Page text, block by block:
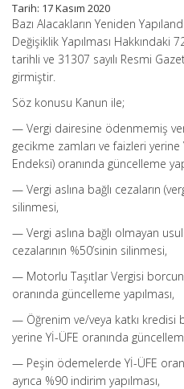
Tarih: 17 Kasım 2020
Bazı Alacakların Yeniden
Değişiklik Yapılması Hakkındaki
tarihli ve 31307 sayılı Resmi
girmiştir.
Söz konusu Kanun ile;
— Vergi dairesine ödenmemiş
gecikme zamları ve faizleri yerine
Endeksi) oranında güncelleme
— Vergi aslına bağlı cezaların
silinmesi,
— Vergi aslına bağlı olmayan
cezalarının %50’sinin silinmesi,
— Motorlu Taşıtlar Vergisi
oranında güncelleme yapılması,
— Öğrenim ve/veya katkı kredisi
yerine Yİ-ÜFE oranında
— Peşin ödemelerde Yİ-ÜFE
ayrıca %90 indirim yapılması,